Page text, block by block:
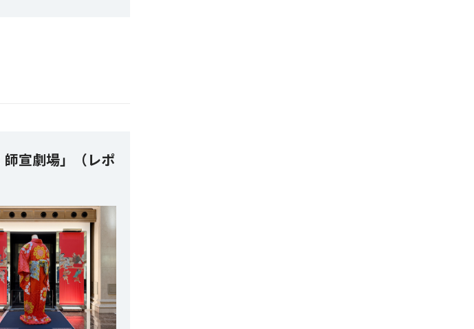
宣劇場」（レポ